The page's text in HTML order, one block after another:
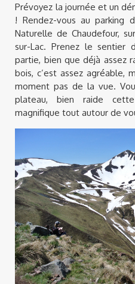
Prévoyez la journée et un
! Rendez-vous au parking
Naturelle de Chaudefour,
sur-Lac. Prenez le sentier
partie, bien que déjà assez
bois, c’est assez agréable,
moment pas de la vue.
plateau, bien raide
magnifique tout autour de